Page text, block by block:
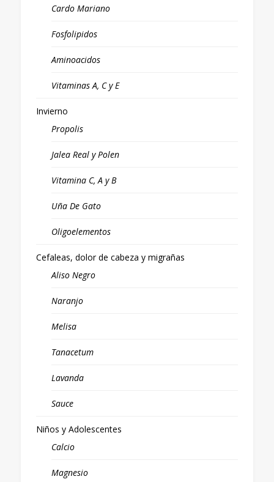
Cardo Mariano
Fosfolipidos
Aminoacidos
Vitaminas A, C y E
Invierno
Propolis
Jalea Real y Polen
Vitamina C, A y B
Uña De Gato
Oligoelementos
Cefaleas, dolor de cabeza y migrañas
Aliso Negro
Naranjo
Melisa
Tanacetum
Lavanda
Sauce
Niños y Adolescentes
Calcio
Magnesio